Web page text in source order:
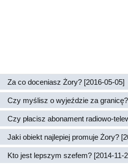
Za co doceniasz Żory? [2016-05-05]
Czy myślisz o wyjeździe za
Czy płacisz abonament radiowo-
Jaki obiekt najlepiej promuje Żory?
Kto jest lepszym szefem? [2014-11-